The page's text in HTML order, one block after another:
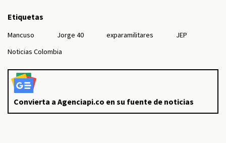
Etiquetas
Mancuso Jorge 40 exparamilitares
JEP
Noticias Colombia
Convierta a Agenciapi.co en su fuente de noticias